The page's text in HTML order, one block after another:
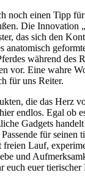
noch einen Tipp
Die Innovation⁢
das sich den
anatomisch​
während ‌des
vor. Eine wahre
für uns ⁣Reiter.
die das Herz
endlos. Egal ob
Gadgets
‍für seinen
freien Lauf,
und
euch euer